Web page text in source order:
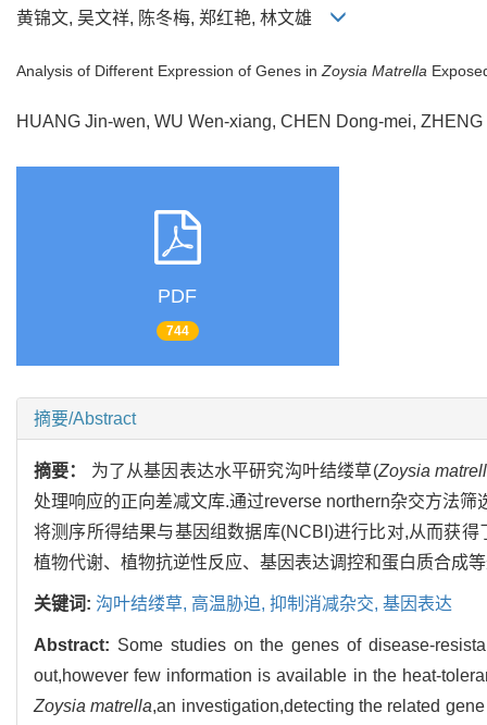
黄锦文, 吴文祥, 陈冬梅, 郑红艳, 林文雄
Analysis of Different Expression of Genes in Zoysia Matrella
HUANG Jin-wen, WU Wen-xiang, CHEN Dong-mei,
PDF
744
摘要/Abstract
摘要： 为了从基因表达水平研究沟叶结缕草(Zoysia
处理响应的正向差减文库.通过reverse northern杂交方法
将测序所得结果与基因组数据库(NCBI)进行比对,从而获
植物代谢、植物抗逆性反应、基因表达调控和蛋白质合成
关键词: 沟叶结缕草, 高温胁迫, 抑制消减杂交, 基因表达
Abstract: Some studies on the genes of disease-
out,however few information is available in the heat-
Zoysia matrella,an investigation,detecting the related